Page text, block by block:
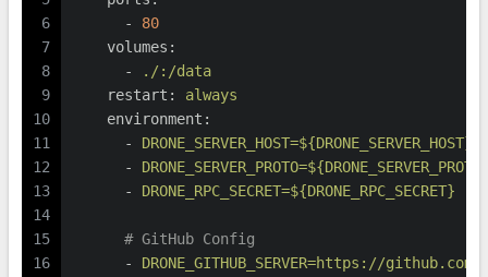
6
7
8
9
10
11
12
13
14
15
16
      -
80
    volumes:
      -
./:/data
    restart:
always
    environment:
      -
DRONE_SERVER_HOST=${DRONE_SERVER_HOST}
      -
      -
DRONE_RPC_SECRET=${DRONE_RPC_SECRET}
# GitHub Config
      -
DRONE_GITHUB_SERVER=https://github.com